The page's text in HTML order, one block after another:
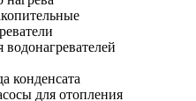
конденсата
для отопления